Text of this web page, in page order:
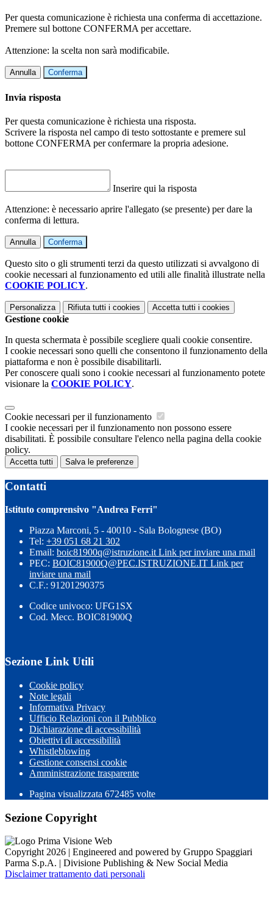
Per questa comunicazione è richiesta una conferma di accettazione.
Premere sul bottone CONFERMA per accettare.
Attenzione: la scelta non sarà modificabile.
Annulla Conferma
Invia risposta
Per questa comunicazione è richiesta una risposta.
Scrivere la risposta nel campo di testo sottostante e premere sul
bottone CONFERMA per confermare la propria adesione.
Inserire qui la risposta
Attenzione: è necessario aprire l'allegato (se presente) per dare la
conferma di lettura.
Annulla Conferma
Questo sito o gli strumenti terzi da questo utilizzati si avvalgono di
cookie necessari al funzionamento ed utili alle finalità illustrate nella
COOKIE POLICY.
Personalizza Rifiuta tutti i cookies Accetta tutti i cookies
Gestione cookie
In questa schermata è possibile scegliere quali cookie consentire.
I cookie necessari sono quelli che consentono il funzionamento della
piattaforma e non è possibile disabilitarli.
Per conoscere quali sono i cookie necessari al funzionamento potete
visionare la COOKIE POLICY.
Cookie necessari per il funzionamento
I cookie necessari per il funzionamento non possono essere
disabilitati. È possibile consultare l'elenco nella pagina della cookie
policy.
Accetta tutti Salva le preferenze
Contatti
Istituto comprensivo "Andrea Ferri"
Piazza Marconi, 5 - 40010 - Sala Bolognese (BO)
Tel: +39 051 68 21 302
Email: boic81900q@istruzione.itLink per inviare una mail
PEC: BOIC81900Q@PEC.ISTRUZIONE.IT Link per
inviare una mail
C.F.: 91201290375
Codice univoco: UFG1SX
Cod. Mecc. BOIC81900Q
Sezione Link Utili
Cookie policy
Note legali
Informativa Privacy
Ufficio Relazioni con il Pubblico
Dichiarazione di accessibilità
Obiettivi di accessibilità
Whistleblowing
Gestione consensi cookie
Amministrazione trasparente
Pagina visualizzata 672485 volte
Sezione Copyright
Copyright 2026 | Engineered and powered by Gruppo Spaggiari
Parma S.p.A. | Divisione Publishing & New Social Media
Disclaimer trattamento dati personali